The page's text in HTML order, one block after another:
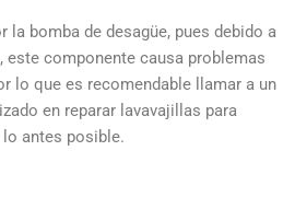
la bomba de desagüe, pues debido a
este componente causa problemas
lo que es recomendable llamar a un
en reparar lavavajillas para
antes posible.